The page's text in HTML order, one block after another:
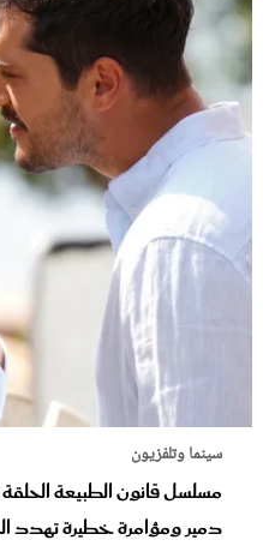
سينما وتلفزيون
دمير ومؤامرة خطيرة تهدد